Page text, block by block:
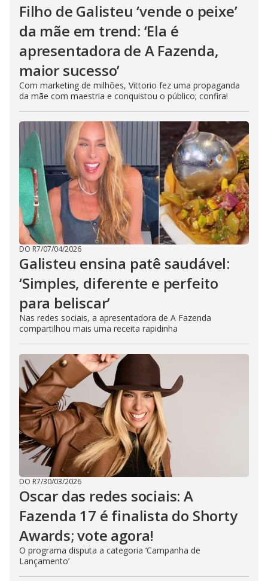
Filho de Galisteu ‘vende o peixe’
da mãe em trend: ‘Ela é
apresentadora de A Fazenda,
maior sucesso’
Com marketing de milhões, Vittorio fez uma propaganda
da mãe com maestria e conquistou o público; confira!
DO R7/07/04/2026
Galisteu ensina patê saudável:
‘Simples, diferente e perfeito
para beliscar’
Nas redes sociais, a apresentadora de A Fazenda
compartilhou mais uma receita rapidinha
DO R7/30/03/2026
Oscar das redes sociais: A
Fazenda 17 é finalista do Shorty
Awards; vote agora!
O programa disputa a categoria ‘Campanha de
Lançamento’